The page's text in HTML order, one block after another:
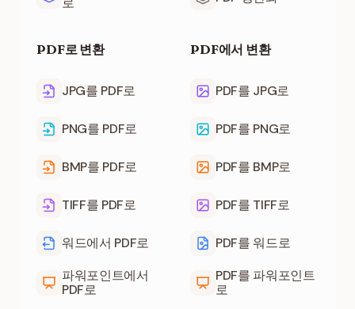
PDF로 변환
JPG를 PDF로
PNG를 PDF로
BMP를 PDF로
TIFF를 PDF로
워드에서 PDF로
파워포인트에서
PDF로
PDF에서 변환
PDF를 JPG로
PDF를 PNG로
PDF를 BMP로
PDF를 TIFF로
PDF를 워드로
PDF를 파워포인트
로